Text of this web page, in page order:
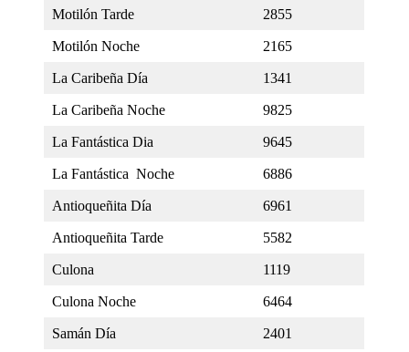
Motilón Tarde 2855
Motilón Noche 2165
La Caribeña Día 1341
La Caribeña Noche 9825
La Fantástica Dia 9645
La Fantástica Noche 6886
Antioqueñita Día 6961
Antioqueñita Tarde 5582
Culona 1119
Culona Noche 6464
Samán Día 2401